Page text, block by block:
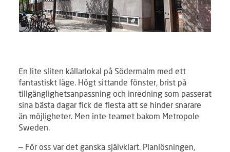
En lite sliten källarlokal på Södermalm med ett
fantastiskt läge. Högt sittande fönster, brist på
tillgänglighetsanpassning och inredning som passerat
sina bästa dagar fick de flesta att se hinder snarare
än möjligheter. Men inte teamet bakom Metropole
Sweden.
– För oss var det ganska självklart. Planlösningen,